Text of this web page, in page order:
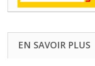
EN SAVOIR PLUS